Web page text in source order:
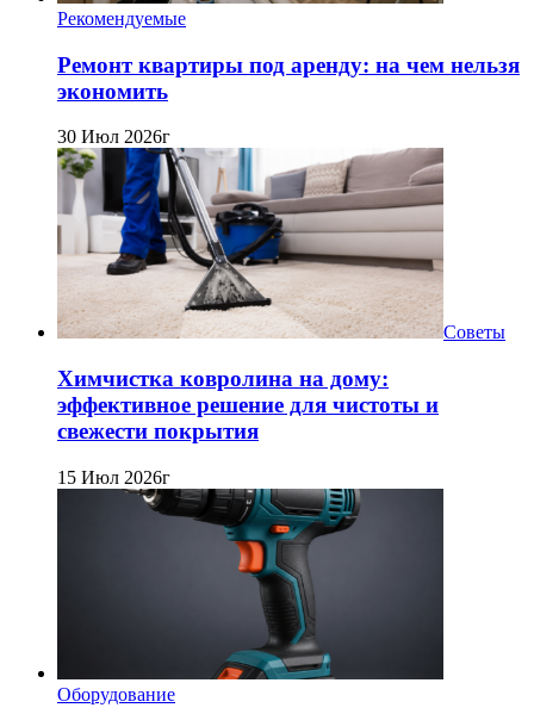
Рекомендуемые
Ремонт квартиры под аренду: на чем нельзя
экономить
30 Июл 2026г
Советы
Химчистка ковролина на дому:
эффективное решение для чистоты и
свежести покрытия
15 Июл 2026г
Оборудование